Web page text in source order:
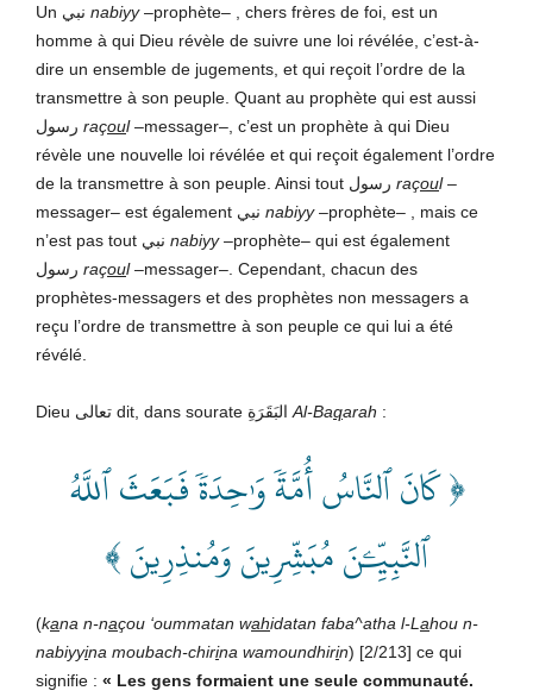
nabiyy–prophète– , chers frères de foi, est un
homme à qui Dieu révèle de suivre une loi révélée, c’est-à-
dire un ensemble de jugements, et qui reçoit l’ordre de la
transmettre à son peuple. Quant au prophète qui est aussi
raçoul–messager–, c’est un prophète à qui Dieu
révèle une nouvelle loi révélée et qui reçoit également l’ordre
raçoul–
nabiyy–prophète– , mais ce
nabiyy–prophète– qui est également
raçoul–messager–. Cependant, chacun des
prophètes-messagers et des prophètes non messagers a
reçu l’ordre de transmettre à son peuple ce qui lui a été
révélé.
Al-Baqarah :
﴿ كَانَ ٱلنَّاسُ أُمَّةٗ وَٰحِدَةٗ فَبَعَثَ ٱللَّهُ
ٱلنَّبِيِّ‍ۧنَ مُبَشِّرِينَ وَمُنذِرِينَ ﴾
(kana n-naçou ‘oummatan wahidatan faba^atha l-L ahou n-
nabiyyina moubach-chirina wamoundhirin) [2/213] ce qui
signifie : « Les gens formaient une seule communauté.